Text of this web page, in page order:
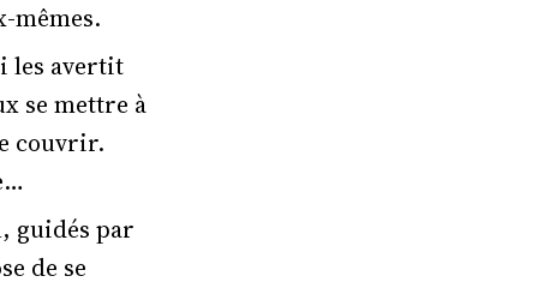
mêmes.
les avertit
se mettre à
couvrir.
guidés par
de se